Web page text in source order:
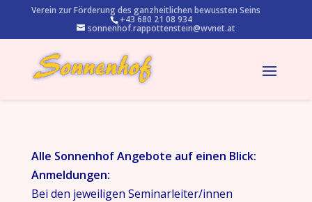
Verein zur Förderung des ganzheitlichen bewussten Seins
+43 680 21 08 934
sonnenhof.rappottenstein@wvnet.at
Alle Sonnenhof Angebote auf einen Blick:
Anmeldungen:
Bei den jeweiligen Seminarleiter/innen